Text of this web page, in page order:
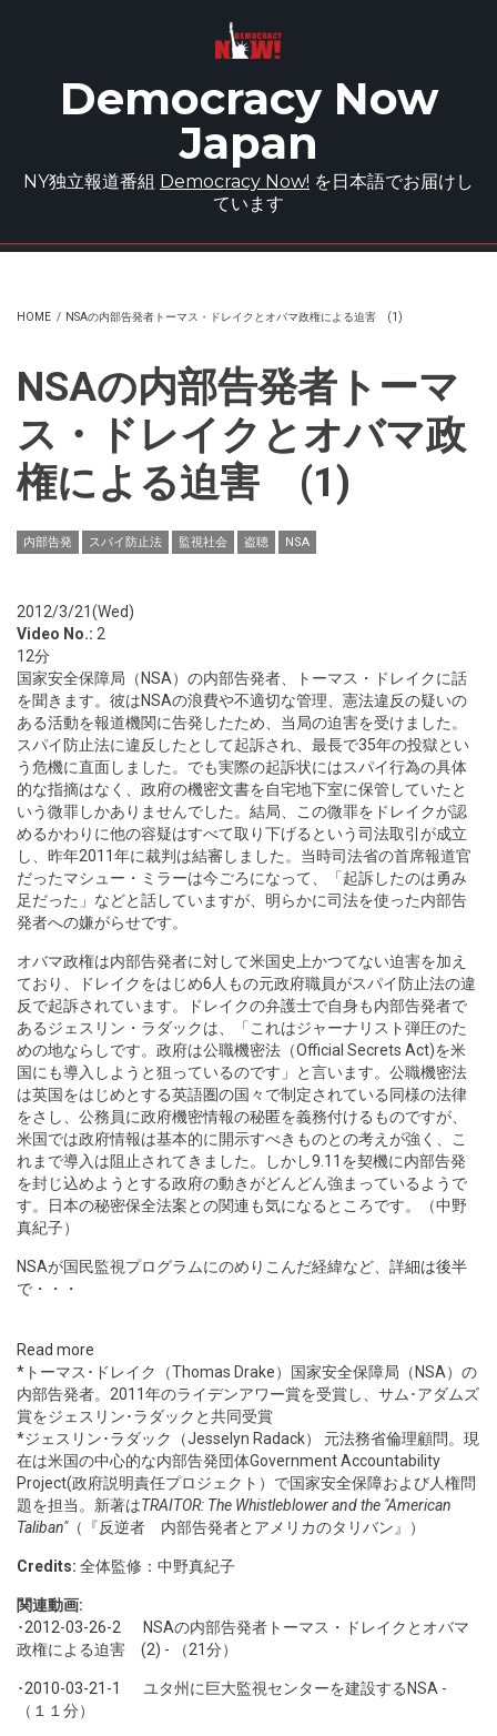
Democracy Now
Japan
NY独立報道番組 Democracy Now! を日本語でお届けし
ています
HOME / NSAの内部告発者トーマス・ドレイクとオバマ政権による迫害 (1)
NSAの内部告発者トーマ
ス・ドレイクとオバマ政
権による迫害 (1)
内部告発 スパイ防止法 監視社会 盗聴 NSA
2012/3/21(Wed)
Video No.: 2
12分
国家安全保障局（NSA）の内部告発者、トーマス・ドレイクに話
を聞きます。彼はNSAの浪費や不適切な管理、憲法違反の疑いの
ある活動を報道機関に告発したため、当局の迫害を受けました。
スパイ防止法に違反したとして起訴され、最長で35年の投獄とい
う危機に直面しました。でも実際の起訴状にはスパイ行為の具体
的な指摘はなく、政府の機密文書を自宅地下室に保管していたと
いう微罪しかありませんでした。結局、この微罪をドレイクが認
めるかわりに他の容疑はすべて取り下げるという司法取引が成立
し、昨年2011年に裁判は結審しました。当時司法省の首席報道官
だったマシュー・ミラーは今ごろになって、「起訴したのは勇み
足だった」などと話していますが、明らかに司法を使った内部告
発者への嫌がらせです。
オバマ政権は内部告発者に対して米国史上かつてない迫害を加え
ており、ドレイクをはじめ6人もの元政府職員がスパイ防止法の違
反で起訴されています。ドレイクの弁護士で自身も内部告発者で
あるジェスリン・ラダックは、「これはジャーナリスト弾圧のた
めの地ならしです。政府は公職機密法（Official Secrets Act)を米
国にも導入しようと狙っているのです」と言います。公職機密法
は英国をはじめとする英語圏の国々で制定されている同様の法律
をさし、公務員に政府機密情報の秘匿を義務付けるものですが、
米国では政府情報は基本的に開示すべきものとの考えが強く、こ
れまで導入は阻止されてきました。しかし9.11を契機に内部告発
を封じ込めようとする政府の動きがどんどん強まっているようで
す。日本の秘密保全法案との関連も気になるところです。（中野
真紀子）
NSAが国民監視プログラムにのめりこんだ経緯など、 詳細は後半
で ・・・
Read more
*トーマス･ドレイク（Thomas Drake）国家安全保障局（NSA）の
内部告発者。2011年のライデンアワー賞を受賞し、サム･アダムズ
賞をジェスリン･ラダックと共同受賞
*ジェスリン･ラダック（Jesselyn Radack） 元法務省倫理顧問。現
在は米国の中心的な内部告発団体Government Accountability
Project(政府説明責任プロジェクト）で国家安全保障および人権問
題を担当。新著はTRAITOR: The Whistleblower and the "American
Taliban"（『反逆者 内部告発者とアメリカのタリバン』）
Credits: 全体監修：中野真紀子
関連動画:
･2012-03-26-2 NSAの内部告発者トーマス・ドレイクとオバマ
政権による迫害 (2) - （21分）
･2010-03-21-1
ユタ州に巨大監視センターを建設するNSA -
（１１分）